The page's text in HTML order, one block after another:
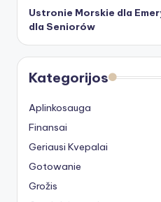
Ustronie Morskie dla
dla Seniorów
Kategorijos
Aplinkosauga
Finansai
Geriausi Kvepalai
Gotowanie
Grožis